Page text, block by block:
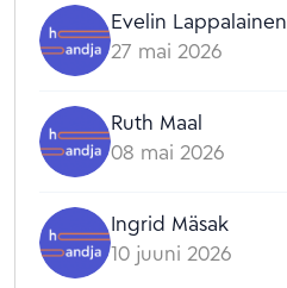
Evelin Lappalainen
27 mai 2026
Ruth Maal
08 mai 2026
Ingrid Mäsak
10 juuni 2026